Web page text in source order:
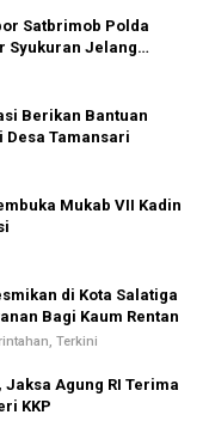
Satbrimob Polda
Syukuran Jelang
Berikan Bantuan
Desa Tamansari
Mukab VII Kadin
di Kota Salatiga
Bagi Kaum Rentan
Terkini
Agung RI Terima
KKP